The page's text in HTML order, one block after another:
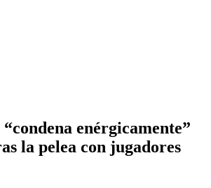
enérgicamente”
la pelea con jugadores